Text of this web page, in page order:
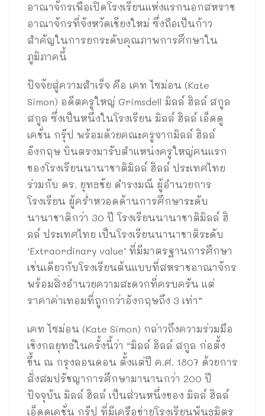
อาณาจักรเพื่อเปิดโรงเรียนแห่งแรกนอกสหราช
อาณาจักรที่จังหวัดเชียงใหม่ ซึ่งถือเป็นก้าว
สำคัญในการยกระดับคุณภาพการศึกษาใน
ภูมิภาคนี้
ปัจจัยสู่ความสำเร็จ คือ เคท ไซม่อน (Kate
Simon) อดีตครูใหญ่ Grimsdell มิลล์ ฮิลล์ สกูล
สกูล ซึ่งเป็นหนึ่งในโรงเรียน มิลล์ ฮิลล์ เอ็ดดู
เคชั่น กรุ๊ป พร้อมด้วยคณะครูจากมิลล์ ฮิลล์
อังกฤษ บินตรงมารับตำแหน่งครูใหญ่คนแรก
ของโรงเรียนนานาชาติมิลล์ ฮิลล์ ประเทศไทย
ร่วมกับ ดร. ยุทธชัย ดำรงมณี ผู้อำนวยการ
โรงเรียน ผู้คร่ำหวอดด้านการศึกษาระดับ
นานาชาติกว่า 30 ปี โรงเรียนนานาชาติมิลล์ ฮิ
ลล์ ประเทศไทย เป็นโรงเรียนนานาชาติระดับ
‘Extraordinary value’ ที่มีมาตรฐานการศึกษา
เช่นเดียวกับโรงเรียนต้นแบบที่สหราชอาณาจักร
พร้อมสิ่งอำนวยความสะดวกที่ครบครัน แต่
ราคาค่าเทอมที่ถูกกว่าอังกฤษถึง 3 เท่า”
เคท ไซม่อน (Kate Simon) กล่าวถึงความร่วมมือ
เชิงกลยุทธ์ในครั้งนี้ว่า “มิลล์ ฮิลล์ สกูล ก่อตั้ง
ขึ้น ณ กรุงลอนดอน ตั้งแต่ปี ค.ศ. 1807 ด้วยการ
สั่งสมปรัชญาการศึกษามานานกว่า 200 ปี
ปัจจุบัน มิลล์ ฮิลล์ เป็นส่วนหนึ่งของ มิลล์ ฮิลล์
เอ็ดดูเคชั่น กรุ๊ป ที่มีเครือข่ายโรงเรียนพันธมิตร